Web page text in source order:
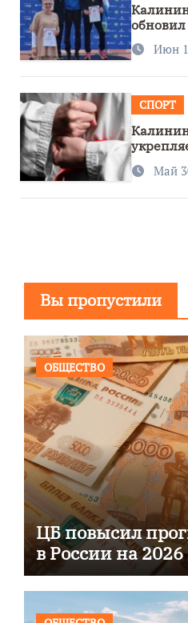
обновил
Июн
СПОРТ
Май
Вы пропустили
ОБЩЕСТВО
ЦБ повысил
в России на 2026